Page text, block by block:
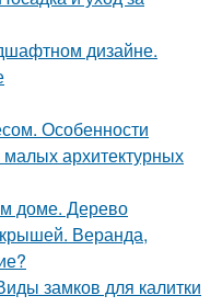
дизайне.
Особенности
малых архитектурных
доме. Дерево
Веранда,
замков для калитки